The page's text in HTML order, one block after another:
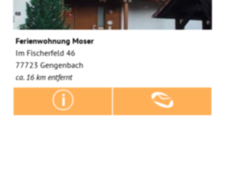
Ferienwohnung Moser
Im Fischerfeld 46
77723 Gengenbach
ca. 16 km entfernt